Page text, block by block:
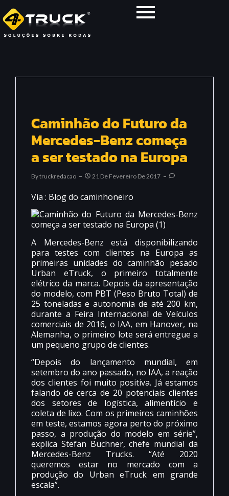
Caminhão do Futuro da
Mercedes-Benz começa
a ser testado na Europa
ByTruckredacao 21 De Fevereiro De 2017
Via : Blog do caminhoneiro
A Mercedes-Benz está disponibilizando
para testes com clientes na Europa as
primeiras unidades do caminhão pesado
Urban eTruck, o primeiro totalmente
elétrico da marca. Depois da apresentação
do modelo, com PBT (Peso Bruto Total) de
25 toneladas e autonomia de até 200 km,
durante a Feira Internacional de Veículos
comerciais de 2016, o IAA, em Hanover, na
Alemanha, o primeiro lote será entregue a
um pequeno grupo de clientes.
“Depois do lançamento mundial, em
setembro do ano passado, no IAA, a reação
dos clientes foi muito positiva. Já estamos
falando de cerca de 20 potenciais clientes
dos setores de logística, alimentício e
coleta de lixo. Com os primeiros caminhões
em teste, estamos agora perto do próximo
passo, a produção do modelo em série”,
explica Stefan Buchner, chefe mundial da
Mercedes-Benz Trucks. “Até 2020
queremos estar no mercado com a
produção do Urban eTruck em grande
escala”.